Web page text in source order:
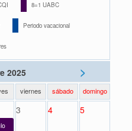
8=1 UABC
Periodo vacacional
2025 >
viernes sábado domingo
3 4 5